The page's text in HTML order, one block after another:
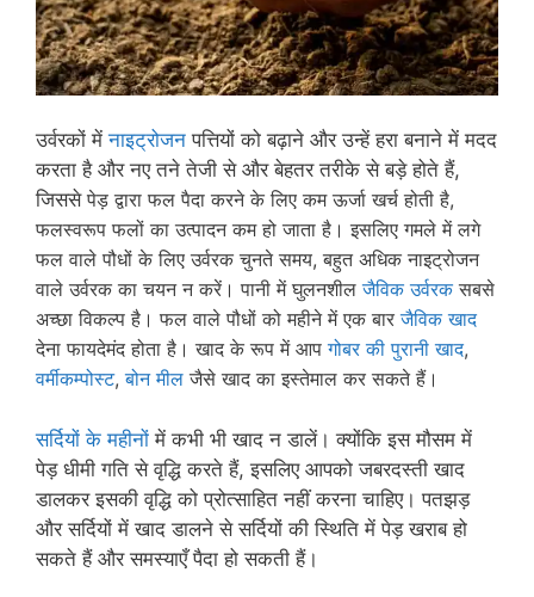
उर्वरकों मेंनाइट्रोजन पत्तियों को बढ़ाने और उन्हें हरा बनाने में मदद
करता है और नए तने तेजी से और बेहतर तरीके से बड़े होते हैं,
जिससेपेड़ द्वाराफल पैदा करने के लिए कम ऊर्जा खर्च होती है,
फलस्वरूप फलों का उत्पादन कम हो जाता है। इसलिए गमले में लगे
फल वाले पौधों के लिए उर्वरक चुनते समय, बहुत अधिक नाइट्रोजन
वाले उर्वरक का चयन न करें। पानी में घुलनशीलजैविक उर्वरकसबसे
अच्छा विकल्प है। फल वाले पौधों को महीने में एक बारजैविक खाद
देना फायदेमंद होता है। खाद के रूप में आपगोबर की पुरानी खाद,
वर्मीकम्पोस्ट,बोन मील जैसे खाद का इस्तेमाल कर सकते हैं।
सर्दियों के महीनों में कभी भी खाद न डालें। क्योंकि इस मौसम में
पेड़ धीमी गति से वृद्धि करते हैं, इसलिए आपको जबरदस्ती खाद
डालकर इसकी वृद्धि को प्रोत्साहित नहीं करना चाहिए। पतझड़
और सर्दियों में खाद डालने से सर्दियों की स्थिति में पेड़ खराब हो
सकते हैं और समस्याएँ पैदा हो सकती हैं।